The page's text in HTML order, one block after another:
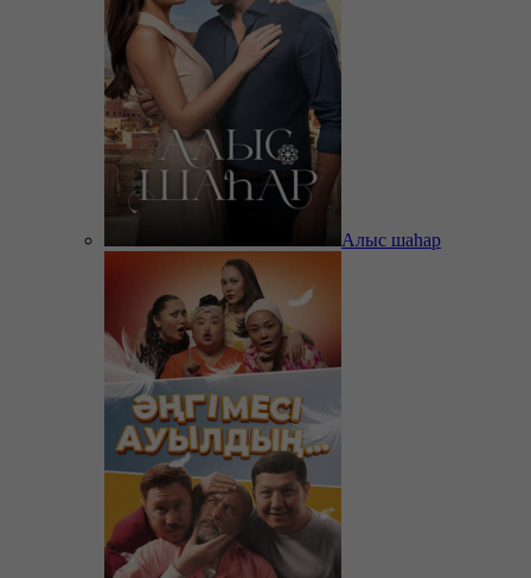
Алыс шаһар